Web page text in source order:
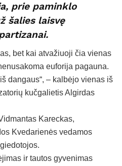
prie paminklo
šalies laisvę
bet kai atvažiuoji čia vienas
euforija pagauna.
dangaus“, – kalbėjo vienas iš
kučgalietis Algirdas
Kareckas,
Kvedarienės vedamos
ir tautos gyvenimas